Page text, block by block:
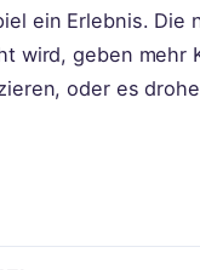
ein Erlebnis.
wird, geben mehr
oder es